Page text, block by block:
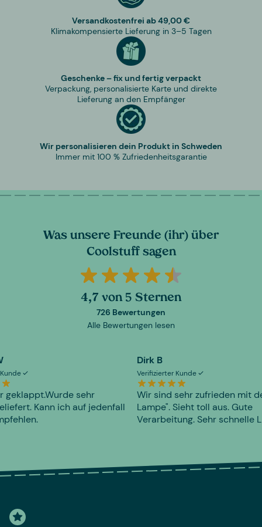
Versandkostenfrei ab 49,00 €
Klimakompensierte Lieferung in 3–5 Tagen
Geschenke – fix und fertig verpackt
Verpackung, personalisierte Karte und direkte
Lieferung an den Empfänger
Wir personalisieren dein Produkt in Schweden
Immer mit 100 % Zufriedenheitsgarantie
Was unsere Freunde (ihr) über
Coolstuff sagen
4,7 von 5 Sternen
726 Bewertungen
Alle Bewertungen lesen
geklappt.Wurde sehr
Kann ich auf jedenfall
Dirk B
Verifizierter Kunde
Wir sind sehr zufrieden mit
Lampe". Sieht toll aus. Gute
Verarbeitung. Sehr schnelle